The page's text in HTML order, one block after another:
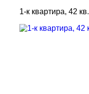
1-к квартира, 42